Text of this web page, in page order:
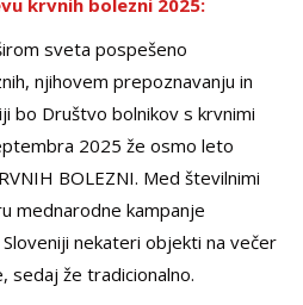
krvnih bolezni 2025:
sveta pospešeno
njihovem prepoznavanju in
bo Društvo bolnikov s krvnimi
2025 že osmo leto
BOLEZNI. Med številnimi
mednarodne kampanje
nekateri objekti na večer
sedaj že tradicionalno.